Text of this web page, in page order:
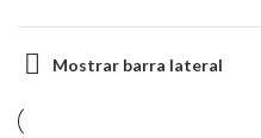
Mostrar barra lateral